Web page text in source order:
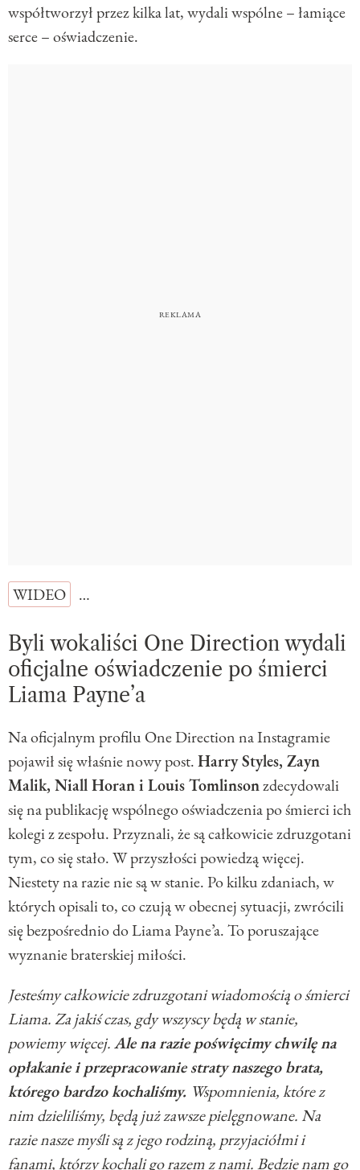
współtworzył przez kilka lat, wydali wspólne – łamiące
serce – oświadczenie.
WIDEO …
Byli wokaliści One Direction wydali
oficjalne oświadczenie po śmierci
Liama Payne’a
Na oficjalnym profilu One Direction na Instagramie
pojawił się właśnie nowy post.Harry Styles, Zayn
Malik, Niall Horan i Louis Tomlinsonzdecydowali
się na publikację wspólnego oświadczenia po śmierci ich
kolegi z zespołu. Przyznali, że są całkowicie zdruzgotani
tym, co się stało. W przyszłości powiedzą więcej.
Niestety na razie nie są w stanie. Po kilku zdaniach, w
których opisali to, co czują w obecnej sytuacji, zwrócili
się bezpośrednio do Liama Payne’a. To poruszające
wyznanie braterskiej miłości.
Jesteśmy całkowicie zdruzgotani wiadomością o śmierci
Liama. Za jakiś czas, gdy wszyscy będą w stanie,
powiemy więcej.Ale na razie poświęcimy chwilę na
opłakanie i przepracowanie straty naszego brata,
którego bardzo kochaliśmy. Wspomnienia, które z
nim dzieliliśmy, będą już zawsze pielęgnowane. Na
razie nasze myśli są z jego rodziną, przyjaciółmi i
fanami, którzy kochali go razem z nami. Będzie nam go